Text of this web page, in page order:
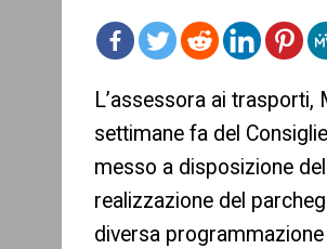
L’assessora ai trasporti,
settimane fa del
messo a disposizione
realizzazione del
diversa